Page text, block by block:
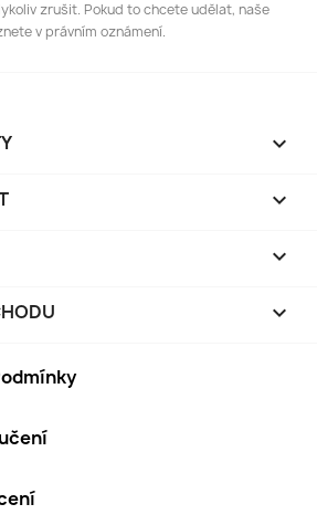
zrušit. Pokud to chcete udělat, naše
v právním oznámení.



keyboard_arrow_down